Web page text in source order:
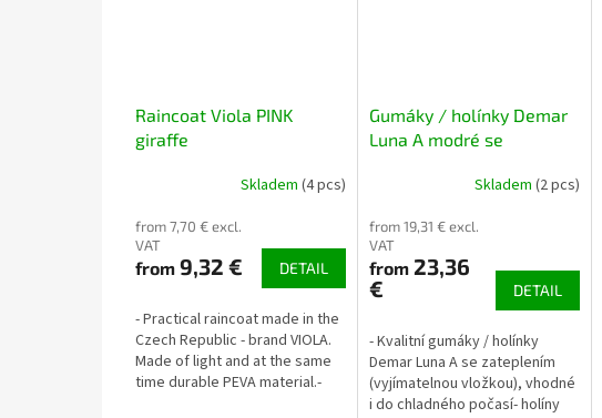
Raincoat Viola PINK
giraffe
Skladem (4 pcs)
from 7,70 € excl.
VAT
from 9,32 € DETAIL
- Practical raincoat made in the
Czech Republic - brand VIOLA.
Made of light and at the same
time durable PEVA material.-
Gumáky / holínky Demar
Luna A modré se
Skladem (2 pcs)
from 19,31 € excl.
VAT
from23,36
€
DETAIL
- Kvalitní gumáky / holínky
Demar Luna A se zateplením
(vyjímatelnou vložkou), vhodné
i do chladného počasí- holíny